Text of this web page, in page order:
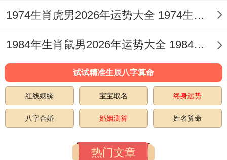
的健康根基，水主肾，膀胱、血液，内分泌
为你；火主心，小肠、眼睛，心血管，当水
脏腑的功能失调，如心悸失眠，血压不稳、
眼部干涩炎症或泌尿为你不适，这年健康状
况如同处于一个微妙的平衡木上任何外部压
1974生肖虎男2026年运势大全 1974生肖虎男最佳婚配属相
1984年生肖鼠男2026年运势大全 1984年生肖鼠2026年运势及运程
试试精准生辰八字算命
红线姻缘 宝宝取名 终身运势
八字合婚 婚姻测算 姓名算命
热门文章